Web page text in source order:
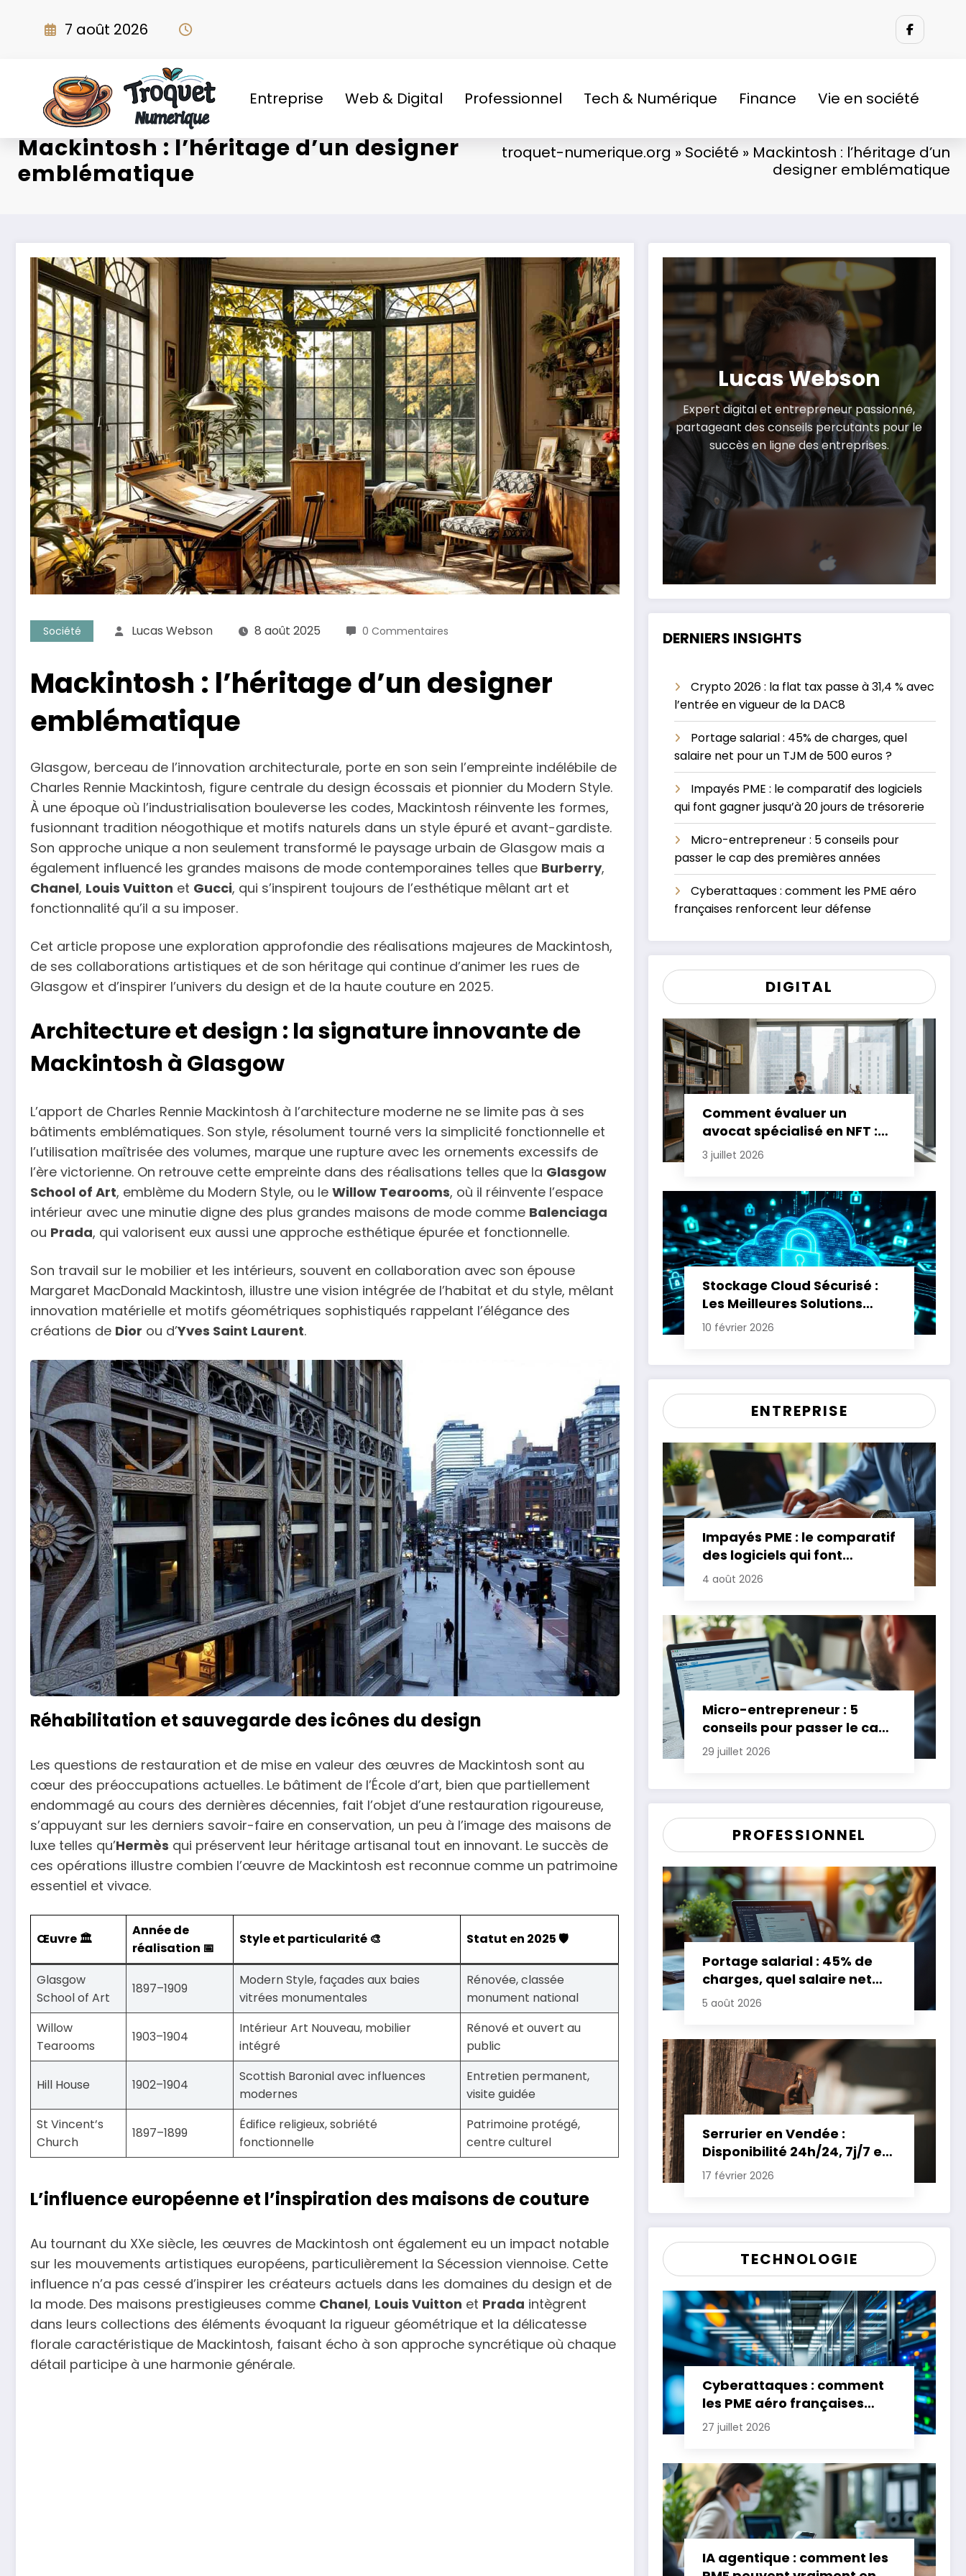
7 août 2026
Entreprise Web & Digital Professionnel Tech & Numérique Finance Vie en société
Mackintosh : l’héritage d’un designer
emblématique
troquet-numerique.org » Société » Mackintosh : l’héritage d’un
designer emblématique
Société Lucas Webson 8 août 2025 0 Commentaires
Mackintosh : l’héritage d’un designer
emblématique
Glasgow, berceau de l’innovation architecturale, porte en son sein l’empreinte indélébile de
Charles Rennie Mackintosh, figure centrale du design écossais et pionnier du Modern Style.
À une époque où l’industrialisation bouleverse les codes, Mackintosh réinvente les formes,
fusionnant tradition néogothique et motifs naturels dans un style épuré et avant-gardiste.
Son approche unique a non seulement transformé le paysage urbain de Glasgow mais a
également influencé les grandes maisons de mode contemporaines telles que Burberry,
Chanel, Louis Vuitton et Gucci, qui s’inspirent toujours de l’esthétique mêlant art et
fonctionnalité qu’il a su imposer.
Cet article propose une exploration approfondie des réalisations majeures de Mackintosh,
de ses collaborations artistiques et de son héritage qui continue d’animer les rues de
Glasgow et d’inspirer l’univers du design et de la haute couture en 2025.
Architecture et design : la signature innovante de
Mackintosh à Glasgow
L’apport de Charles Rennie Mackintosh à l’architecture moderne ne se limite pas à ses
bâtiments emblématiques. Son style, résolument tourné vers la simplicité fonctionnelle et
l’utilisation maîtrisée des volumes, marque une rupture avec les ornements excessifs de
l’ère victorienne. On retrouve cette empreinte dans des réalisations telles que la Glasgow
School of Art, emblème du Modern Style, ou le Willow Tearooms, où il réinvente l’espace
intérieur avec une minutie digne des plus grandes maisons de mode comme Balenciaga
ou Prada, qui valorisent eux aussi une approche esthétique épurée et fonctionnelle.
Son travail sur le mobilier et les intérieurs, souvent en collaboration avec son épouse
Margaret MacDonald Mackintosh, illustre une vision intégrée de l’habitat et du style, mêlant
innovation matérielle et motifs géométriques sophistiqués rappelant l’élégance des
créations de Dior ou d’Yves Saint Laurent.
Réhabilitation et sauvegarde des icônes du design
Les questions de restauration et de mise en valeur des œuvres de Mackintosh sont au
cœur des préoccupations actuelles. Le bâtiment de l’École d’art, bien que partiellement
endommagé au cours des dernières décennies, fait l’objet d’une restauration rigoureuse,
s’appuyant sur les derniers savoir-faire en conservation, un peu à l’image des maisons de
luxe telles qu’Hermès qui préservent leur héritage artisanal tout en innovant. Le succès de
ces opérations illustre combien l’œuvre de Mackintosh est reconnue comme un patrimoine
essentiel et vivace.
Œuvre 🏛️
Année de
réalisation 📅
Style et particularité 🎨 Statut en 2025 🛡️
Glasgow
School of Art
1897–1909
Modern Style, façades aux baies
vitrées monumentales
Rénovée, classée
monument national
Willow
Tearooms
1903–1904
Intérieur Art Nouveau, mobilier
intégré
Rénové et ouvert au
public
Hill House 1902–1904
Scottish Baronial avec influences
modernes
Entretien permanent,
visite guidée
St Vincent’s
Church
1897–1899
Édifice religieux, sobriété
fonctionnelle
Patrimoine protégé,
centre culturel
L’influence européenne et l’inspiration des maisons de couture
Au tournant du XXe siècle, les œuvres de Mackintosh ont également eu un impact notable
sur les mouvements artistiques européens, particulièrement la Sécession viennoise. Cette
influence n’a pas cessé d’inspirer les créateurs actuels dans les domaines du design et de
la mode. Des maisons prestigieuses comme Chanel, Louis Vuitton et Prada intègrent
dans leurs collections des éléments évoquant la rigueur géométrique et la délicatesse
florale caractéristique de Mackintosh, faisant écho à son approche syncrétique où chaque
détail participe à une harmonie générale.
Lucas Webson
Expert digital et entrepreneur passionné,
partageant des conseils percutants pour le
succès en ligne des entreprises.
DERNIERS INSIGHTS
Crypto 2026 : la flat tax passe à 31,4 % avec
l’entrée en vigueur de la DAC8
Portage salarial : 45% de charges, quel
salaire net pour un TJM de 500 euros ?
Impayés PME : le comparatif des logiciels
qui font gagner jusqu’à 20 jours de trésorerie
Micro-entrepreneur : 5 conseils pour
passer le cap des premières années
Cyberattaques : comment les PME aéro
françaises renforcent leur défense
DIGITAL
Comment évaluer un
avocat spécialisé en NFT :
critères essentiels
3 juillet 2026
Stockage Cloud Sécurisé :
Les Meilleures Solutions
pour Protéger Vos Données
10 février 2026
ENTREPRISE
Impayés PME : le comparatif
des logiciels qui font
gagner jusqu’à 20 jours de
4 août 2026
Micro-entrepreneur : 5
conseils pour passer le cap
des premières années
29 juillet 2026
PROFESSIONNEL
Portage salarial : 45% de
charges, quel salaire net
pour un TJM de 500 euros ?
5 août 2026
Serrurier en Vendée :
Disponibilité 24h/24, 7j/7 et
Tarifs Clairs pour une
17 février 2026
TECHNOLOGIE
Cyberattaques : comment
les PME aéro françaises
renforcent leur défense
27 juillet 2026
IA agentique : comment les